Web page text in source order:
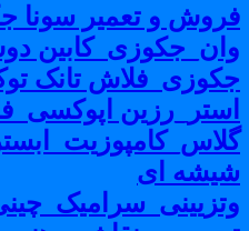
و تعمیر سونا
تانک
ای